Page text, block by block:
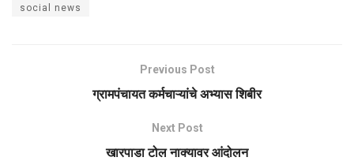
social news
Previous Post
ग्रामपंचायत कर्मचाऱ्यांचे अभ्यास शिबीर
Next Post
खारपाडा टोल नाक्यावर आंदोलन